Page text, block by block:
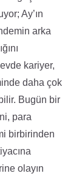
Ay’ın
arka
kariyer,
daha çok
Bugün bir
para
birbirinden
olayın